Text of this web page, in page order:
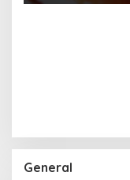
General